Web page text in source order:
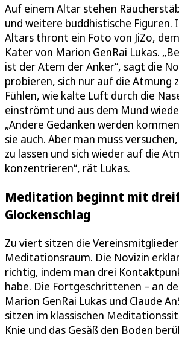
Auf einem Altar stehen
und weitere buddhistische Figuren.
Altars thront ein Foto von JiZo,
Kater von Marion GenRai Lukas.
ist der Atem der Anker“, sagt die
probieren, sich nur auf die Atmung
Fühlen, wie kalte Luft durch die
einströmt und aus dem Mund
„Andere Gedanken werden
sie auch. Aber man muss
zu lassen und sich wieder auf die
konzentrieren“, rät Lukas.
Meditation beginnt mit
Glockenschlag
Zu viert sitzen die
Meditationsraum. Die Novizin
richtig, indem man drei
habe. Die Fortgeschrittenen – an
Marion GenRai Lukas und Claude
sitzen im klassischen
Knie und das Gesäß den Boden